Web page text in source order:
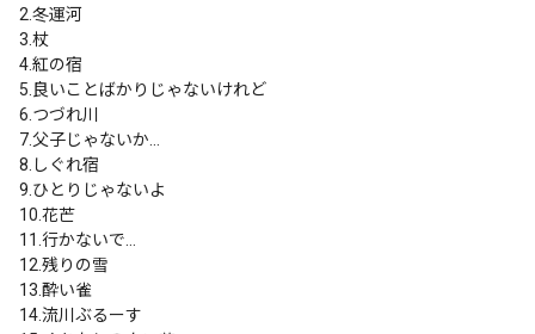
2.冬運河
3.杖
4.紅の宿
5.良いことばかりじゃないけれど
6.つづれ川
7.父子じゃないか…
8.しぐれ宿
9.ひとりじゃないよ
10.花芒
11.行かないで…
12.残りの雪
13.酔い雀
14.流川ぶるーす